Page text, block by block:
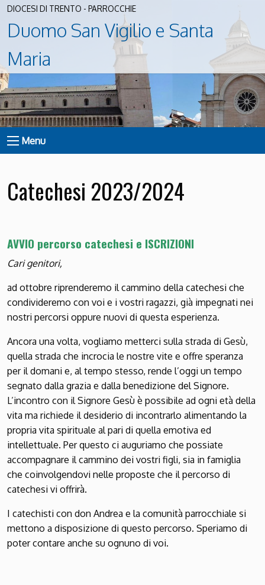
DIOCESI DI TRENTO - PARROCCHIE
Duomo San Vigilio e Santa
Maria
Menu
Catechesi 2023/2024
AVVIO percorso catechesi e ISCRIZIONI
Cari genitori,
ad ottobre riprenderemo il cammino della catechesi che
condivideremo con voi e i vostri ragazzi, già impegnati nei
nostri percorsi oppure nuovi di questa esperienza.
Ancora una volta, vogliamo metterci sulla strada di Gesù,
quella strada che incrocia le nostre vite e offre speranza
per il domani e, al tempo stesso, rende l’oggi un tempo
segnato dalla grazia e dalla benedizione del Signore.
L’incontro con il Signore Gesù è possibile ad ogni età della
vita ma richiede il desiderio di incontrarlo alimentando la
propria vita spirituale al pari di quella emotiva ed
intellettuale. Per questo ci auguriamo che possiate
accompagnare il cammino dei vostri figli, sia in famiglia
che coinvolgendovi nelle proposte che il percorso di
catechesi vi offrirà.
I catechisti con don Andrea e la comunità parrocchiale si
mettono a disposizione di questo percorso. Speriamo di
poter contare anche su ognuno di voi.